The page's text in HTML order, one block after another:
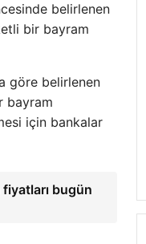
belirlenen
bir bayram
göre belirlenen
bayram
için bankalar
fiyatları bugün